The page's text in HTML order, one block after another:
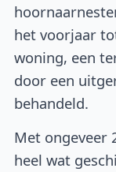
het voorjaar
woning, een
door een
behandeld.
Met ongeveer
heel wat